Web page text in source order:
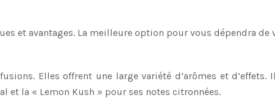
et avantages. La meilleure option pour vous dépendra de
Elles offrent une large variété d’arômes et
et la « Lemon Kush » pour ses notes citronnées.